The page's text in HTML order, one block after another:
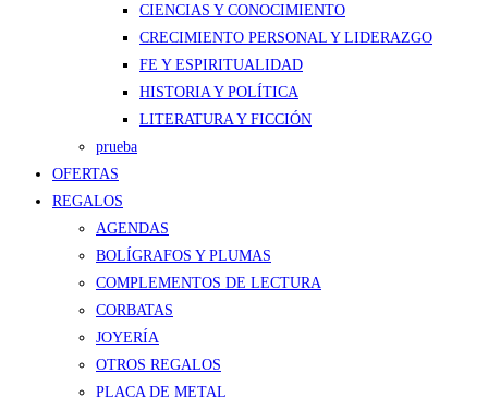
CIENCIAS Y CONOCIMIENTO
CRECIMIENTO PERSONAL Y LIDERAZGO
FE Y ESPIRITUALIDAD
HISTORIA Y POLÍTICA
LITERATURA Y FICCIÓN
prueba
OFERTAS
REGALOS
AGENDAS
BOLÍGRAFOS Y PLUMAS
COMPLEMENTOS DE LECTURA
CORBATAS
JOYERÍA
OTROS REGALOS
PLACA DE METAL